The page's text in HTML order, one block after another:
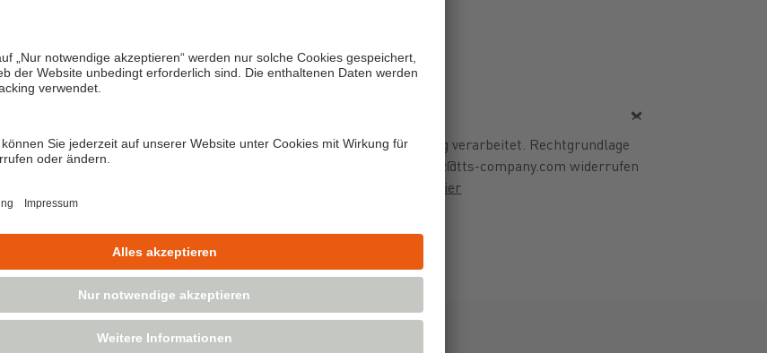
personenbezogenen Daten zum Zweck der Newsletter-Anmeldung verarbeitet. Rechtgrundlage
das ich meine Einwilligung jederzeit per E-Mail an datenschutz@tts-company.com widerrufen
gelöscht. Weitere Informationen zum Datenschutz finde ich
hier